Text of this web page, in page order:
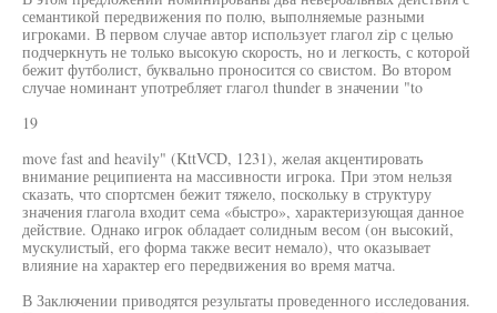
семантикой передвижения по полю, выполняемые разными
игроками. В первом случае автор использует глагол zip с целью
подчеркнуть не только высокую скорость, но и легкость, с которой
бежит футболист, буквально проносится со свистом. Во втором
случае номинант употребляет глагол thunder в значении "to
19
move fast and heavily" (KttVCD, 1231), желая акцентировать
внимание реципиента на массивности игрока. При этом нельзя
сказать, что спортсмен бежит тяжело, поскольку в структуру
значения глагола входит сема «быстро», характеризующая данное
действие. Однако игрок обладает солидным весом (он высокий,
мускулистый, его форма также весит немало), что оказывает
влияние на характер его передвижения во время матча.
В Заключении приводятся результаты проведенного исследования.